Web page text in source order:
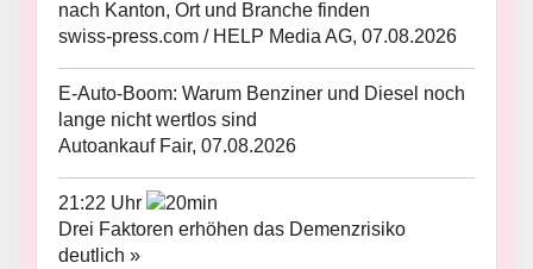
nach Kanton, Ort und Branche finden
swiss-press.com / HELP Media AG, 07.08.2026
E-Auto-Boom: Warum Benziner und Diesel noch
lange nicht wertlos sind
Autoankauf Fair, 07.08.2026
21:22 Uhr
Drei Faktoren erhöhen das Demenzrisiko
deutlich »